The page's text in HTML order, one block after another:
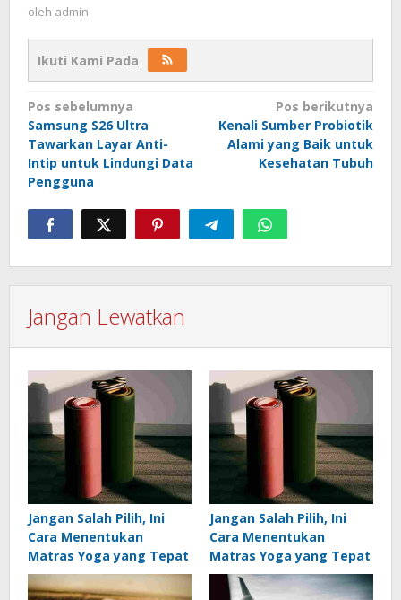
oleh admin
Ikuti Kami Pada
Navigasi
pos
Pos sebelumnya
Samsung S26 Ultra
Tawarkan Layar Anti-
Intip untuk Lindungi Data
Pengguna
Pos berikutnya
Kenali Sumber Probiotik
Alami yang Baik untuk
Kesehatan Tubuh
Jangan Lewatkan
Jangan Salah Pilih, Ini
Cara Menentukan
Matras Yoga yang Tepat
Jangan Salah Pilih, Ini
Cara Menentukan
Matras Yoga yang Tepat